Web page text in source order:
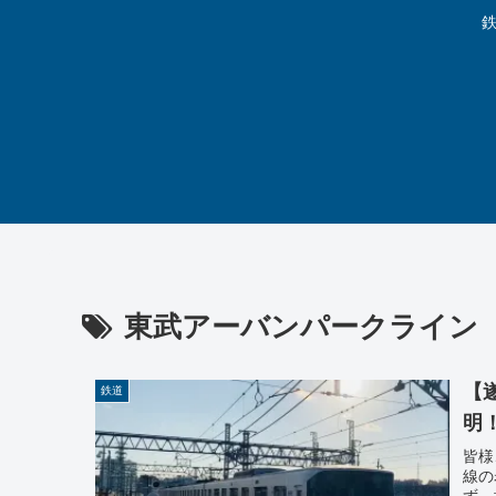
東武アーバンパークライン
鉄道
明
皆
線